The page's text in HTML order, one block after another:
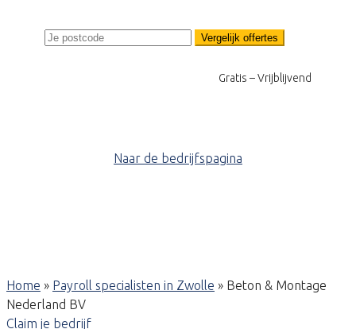
Vergelijk offertes
Gratis – Vrijblijvend
Naar de bedrijfspagina
Home » Payroll specialisten in Zwolle » Beton & Montage
Nederland BV
Claim je bedrijf